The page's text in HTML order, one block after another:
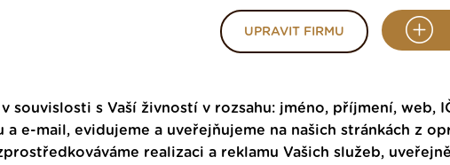
UPRAVIT FIRMU
souvislosti s Vaší živností v rozsahu: jméno, příjmení, web,
e-mail, evidujeme a uveřejňujeme na našich stránkách z
realizaci a reklamu Vašich služeb,